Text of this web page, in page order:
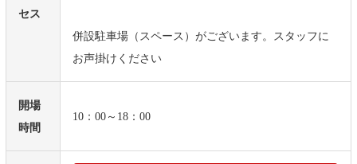
セス
併設駐車場（スペース）がございます。スタッフに
お声掛けください
開場
時間
10：00～18：00